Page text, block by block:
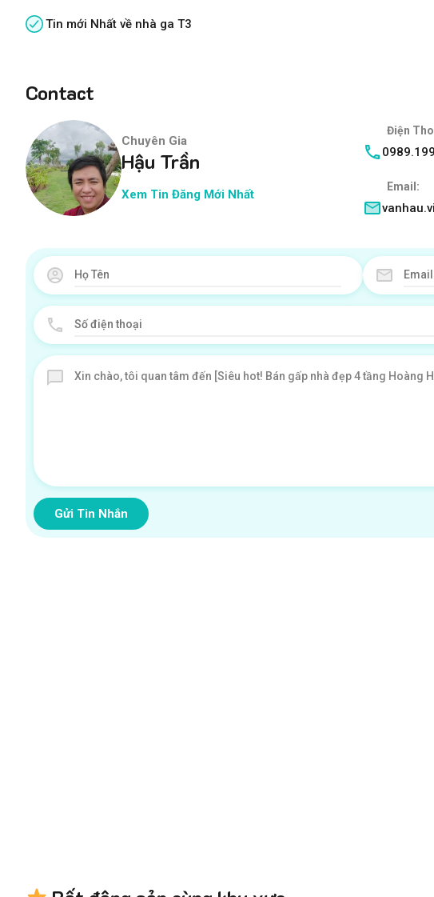
Tin mới Nhất về nhà ga T3
Contact
Chuyên Gia
Hậu Trần
Xem Tin Đăng Mới Nhất
Điện
Email:
Gửi Tin Nhắn